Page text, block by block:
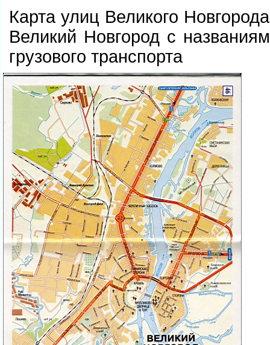
Карта улиц Великого
еликий Новгород с
рузового транспорта